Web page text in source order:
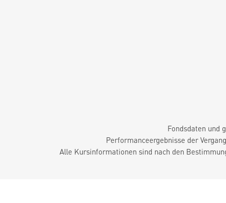
Fondsdaten und
Performanceergebnisse der
Alle Kursinformationen sind nach den